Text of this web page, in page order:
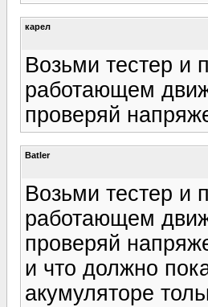
карел
Возьми тестер и
работающем
проверяй
Batler
Возьми тестер и
работающем
проверяй
и что должно
акумуляторе